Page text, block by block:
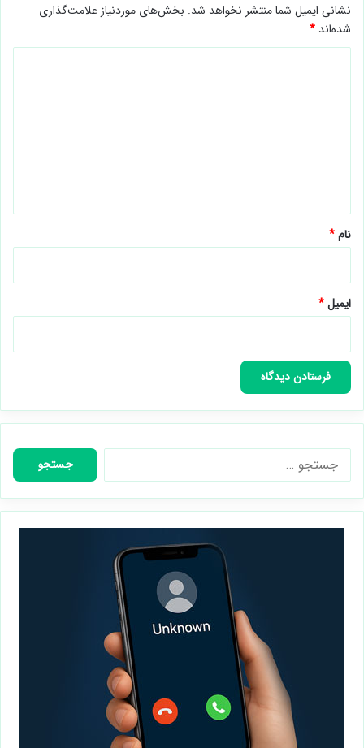
نشانی ایمیل شما منتشر نخواهد شد. بخش‌های موردنیاز علامت‌گذاری
شده‌اند *
نام*
ایمیل*
جستجو
برای: